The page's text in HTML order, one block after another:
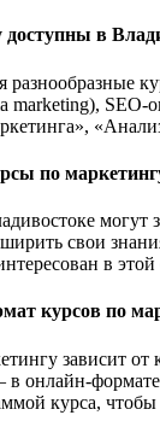
в
разнообразные
marketing),
по
могут
свои
в этой
курсов по
зависит
в онлайн-
курса,